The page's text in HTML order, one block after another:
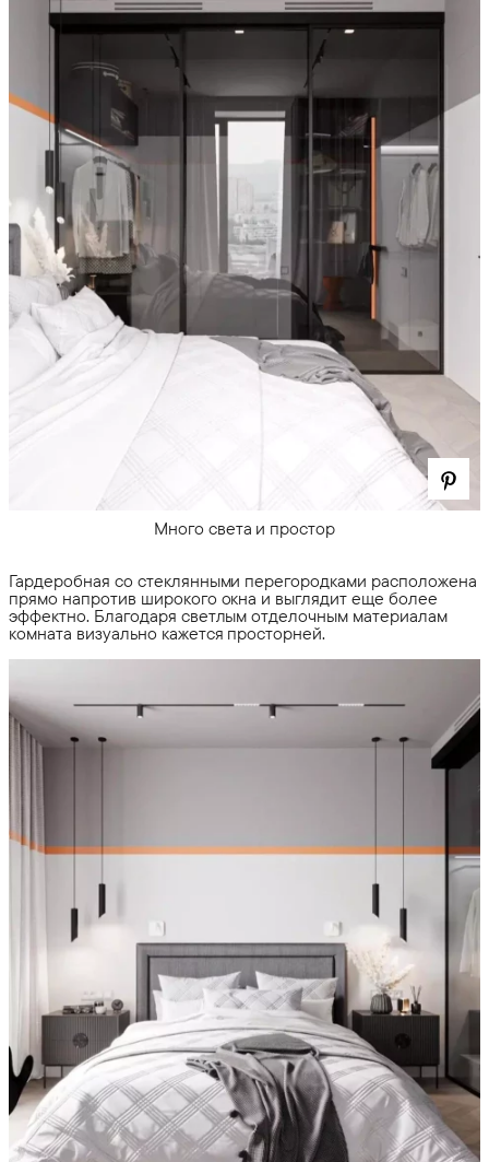
Много света и простор
Гардеробная со стеклянными перегородками расположена
прямо напротив широкого окна и выглядит еще более
эффектно. Благодаря светлым отделочным материалам
комната визуально кажется просторней.